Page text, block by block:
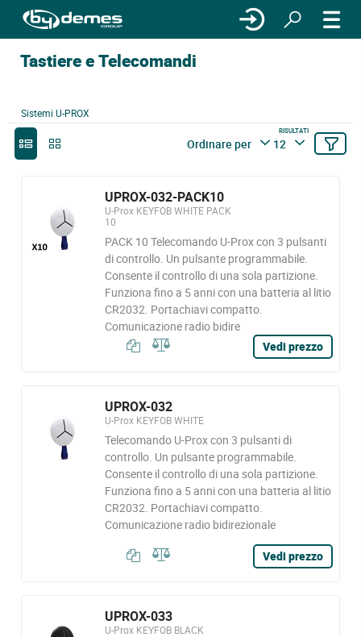
Tastiere e Telecomandi
Sistemi U-PROX
Ordinare per
RISULTATI
12
UPROX-032-PACK10
U-Prox KEYFOB WHITE PACK
10
PACK 10 Telecomando U-Prox con 3 pulsanti
di controllo. Un pulsante programmabile.
Consente il controllo di una sola partizione.
Funziona fino a 5 anni con una batteria al litio
CR2032. Portachiavi compatto.
Comunicazione radio bidire
Vedi prezzo
UPROX-032
U-Prox KEYFOB WHITE
Telecomando U-Prox con 3 pulsanti di
controllo. Un pulsante programmabile.
Consente il controllo di una sola partizione.
Funziona fino a 5 anni con una batteria al litio
CR2032. Portachiavi compatto.
Comunicazione radio bidirezionale
Vedi prezzo
UPROX-033
U-Prox KEYFOB BLACK